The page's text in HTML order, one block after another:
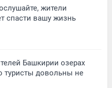
жители
спасти вашу жизнь
Башкирии озерах
туристы довольны не